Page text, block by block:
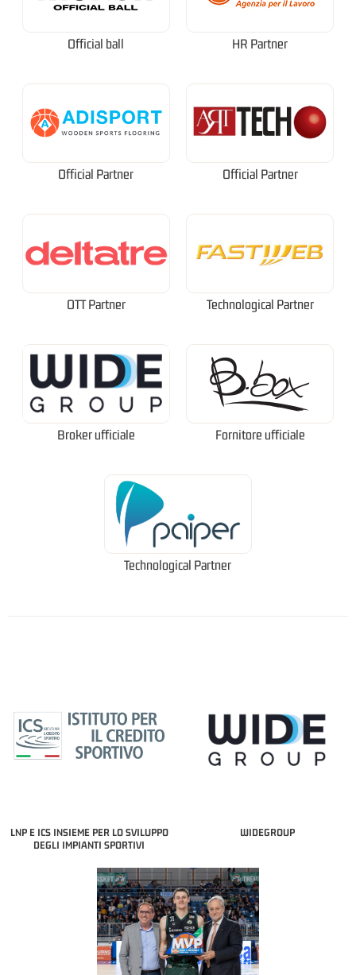
Official ball HR Partner
Official Partner Official Partner
OTT Partner Technological Partner
Broker ufficiale Fornitore ufficiale
Technological Partner
LNP E ICS INSIEME PER LO SVILUPPO
DEGLI IMPIANTI SPORTIVI
WIDEGROUP